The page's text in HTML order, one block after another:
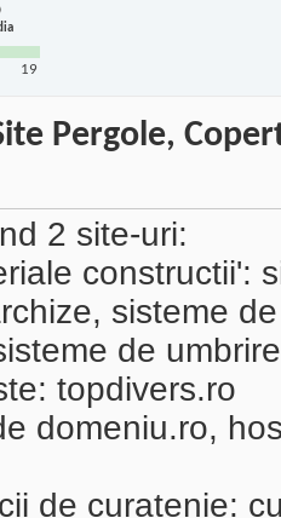
19
Pergole,
2 site-uri:
constructii':
sisteme
de
topdivers.ro
domeniu.ro,
de curatenie: